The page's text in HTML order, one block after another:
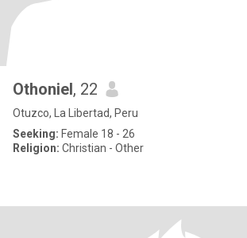
Othoniel, 22
Otuzco, La Libertad, Peru
Seeking: Female 18 - 26
Religion: Christian - Other